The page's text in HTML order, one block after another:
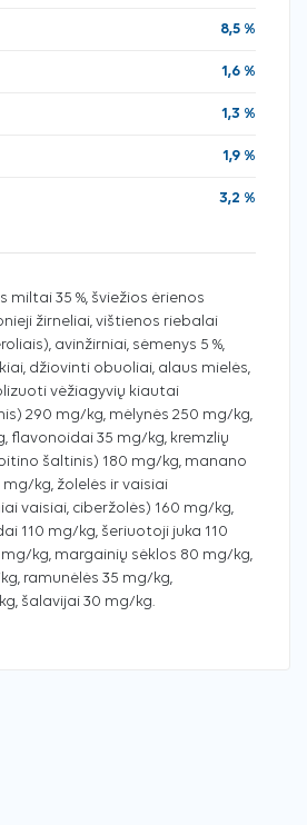
8,5 %
1,6 %
1,3 %
1,9 %
3,2 %
miltai 35 %, šviežios ėrienos
žirneliai, vištienos riebalai
avinžirniai, sėmenys 5 %,
džiovinti obuoliai, alaus mielės,
vėžiagyvių kiautai
290 mg/kg, mėlynės 250 mg/kg,
flavonoidai 35 mg/kg, kremzlių
šaltinis) 180 mg/kg, manano
kg, žolelės ir vaisiai
vaisiai, ciberžolės) 160 mg/kg,
110 mg/kg, šeriuotoji juka 110
kg, margainių sėklos 80 mg/kg,
ramunėlės 35 mg/kg,
šalavijai 30 mg/kg.